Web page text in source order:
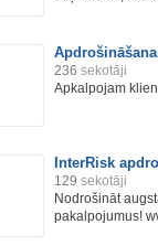
236 sekotāji
Apkalpojam
InterRisk
129 sekotāji
Nodrošināt
pakalpojumus!